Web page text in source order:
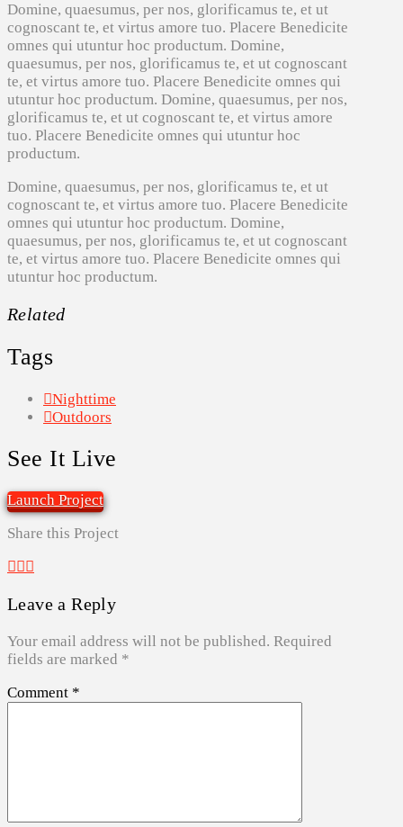
Domine, quaesumus, per nos, glorificamus te, et ut
cognoscant te, et virtus amore tuo. Placere Benedicite
omnes qui utuntur hoc productum. Domine,
quaesumus, per nos, glorificamus te, et ut cognoscant
te, et virtus amore tuo. Placere Benedicite omnes qui
utuntur hoc productum. Domine, quaesumus, per nos,
glorificamus te, et ut cognoscant te, et virtus amore
tuo. Placere Benedicite omnes qui utuntur hoc
productum.
Domine, quaesumus, per nos, glorificamus te, et ut
cognoscant te, et virtus amore tuo. Placere Benedicite
omnes qui utuntur hoc productum. Domine,
quaesumus, per nos, glorificamus te, et ut cognoscant
te, et virtus amore tuo. Placere Benedicite omnes qui
utuntur hoc productum.
Related
Tags
Nighttime
Outdoors
See It Live
Launch Project
Share this Project
Leave a Reply
Your email address will not be published. Required
fields are marked *
Comment *